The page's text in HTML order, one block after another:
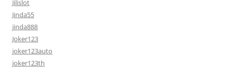
Jilislot
Jinda55
jinda888
Joker123
joker123auto
joker123th